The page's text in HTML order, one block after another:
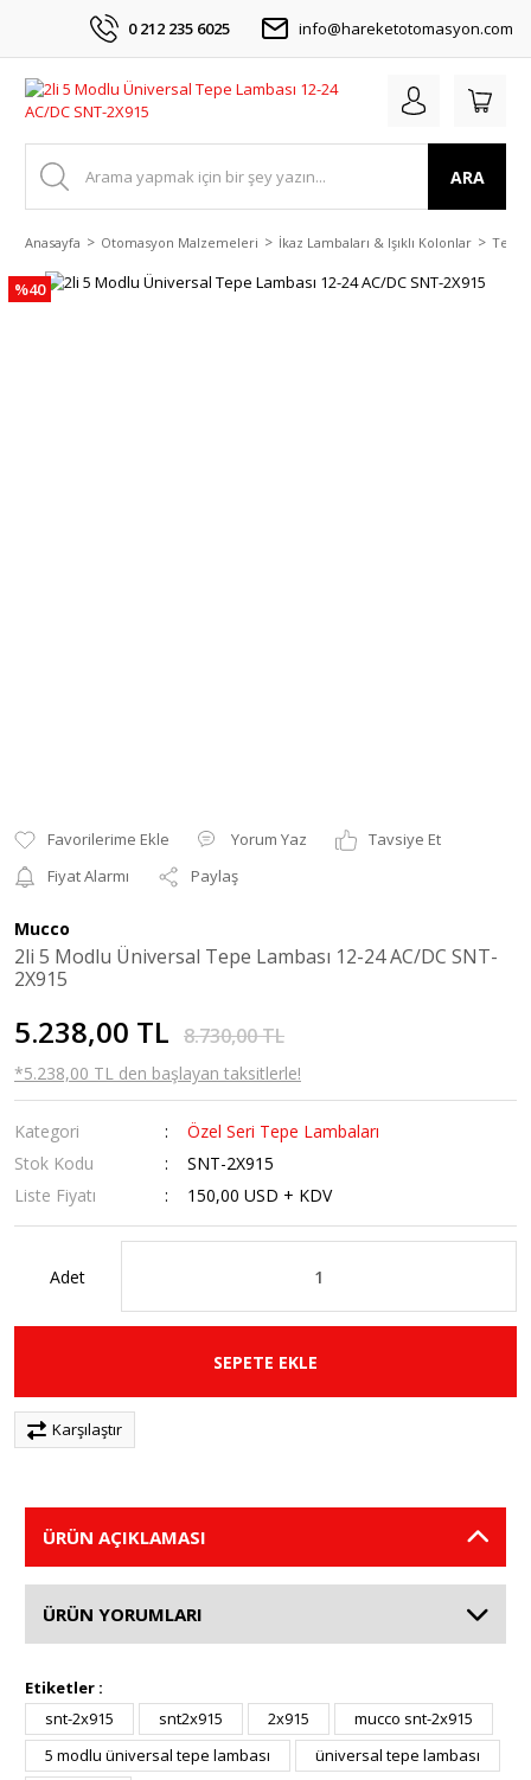
0 212 235 6025 info@hareketotomasyon.com
ARA
Anasayfa Otomasyon Malzemeleri İkaz Lambaları & Işıklı Kolonlar Tepe
%40
Yorum Yaz
Tavsiye Et
Fiyat Alarmı
Paylaş
Mucco
2li 5 Modlu Üniversal Tepe Lambası 12-24 AC/DC SNT-
2X915
5.238,00 TL 8.730,00 TL
*5.238,00 TL den başlayan taksitlerle!
Kategori
Özel Seri Tepe Lambaları
Stok Kodu
SNT-2X915
Liste Fiyatı
150,00 USD + KDV
Adet
SEPETE EKLE
Karşılaştır
ÜRÜN AÇIKLAMASI
ÜRÜN YORUMLARI
Etiketler :
snt-2x915
snt2x915 2x915
mucco snt-2x915
5 modlu üniversal tepe lambası
üniversal tepe lambası